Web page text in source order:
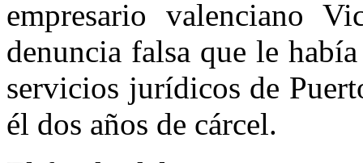
empresario valenciano
denuncia falsa que le
servicios jurídicos de
él dos años de cárcel.